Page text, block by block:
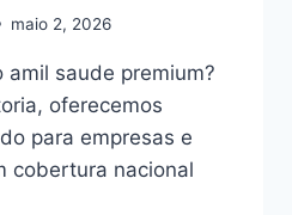
maio 2, 2026
amil saude premium?
oferecemos
para empresas e
cobertura nacional